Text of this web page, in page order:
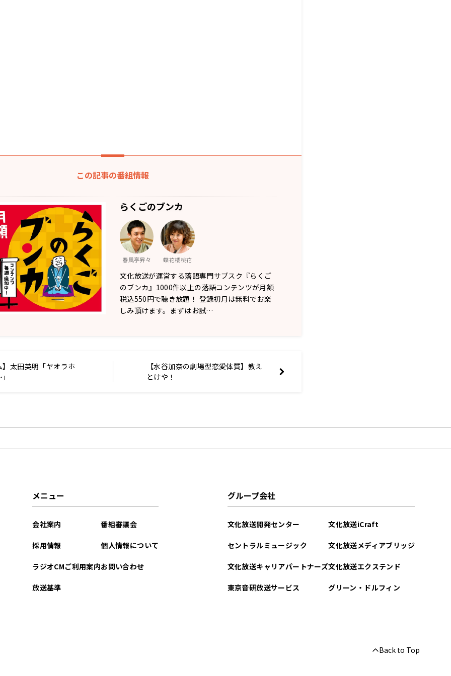
この記事の番組情報
らくごのブンカ
春風亭昇々 蝶花楼桃花
文化放送が運営する落語専門サブスク『らくご
のブンカ』1000件以上の落語コンテンツが月額
税込550円で聴き放題！ 登録初月は無料でお楽
しみ頂けます。まずはお試…
太田英明「ヤオラホ
【水谷加奈の劇場型恋愛体質】教え
とけや！
メニュー
会社案内
採用情報
ラジオCMご利用案内
放送基準
番組審議会
個人情報について
お問い合わせ
グループ会社
文化放送開発センター
セントラルミュージック
文化放送キャリアパートナーズ
東京音研放送サービス
文化放送iCraft
文化放送メディアブリッジ
文化放送エクステンド
グリーン・ドルフィン
Back to Top